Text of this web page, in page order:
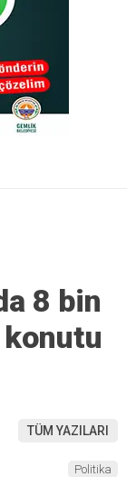
8 bin
TÜM YAZILARI
Politika